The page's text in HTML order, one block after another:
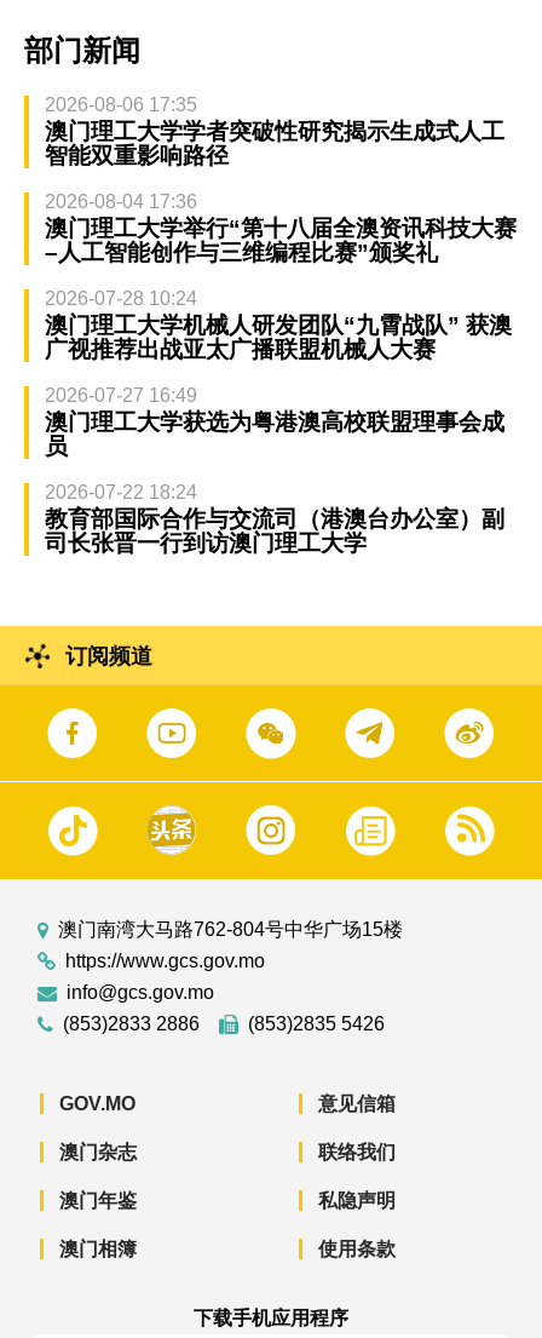
部门新闻
2026-08-06 17:35
澳门理工大学学者突破性研究揭示生成式人工
智能双重影响路径
2026-08-04 17:36
澳门理工大学举行“第十八届全澳资讯科技大赛
–人工智能创作与三维编程比赛”颁奖礼
2026-07-28 10:24
澳门理工大学机械人研发团队“九霄战队” 获澳
广视推荐出战亚太广播联盟机械人大赛
2026-07-27 16:49
澳门理工大学获选为粤港澳高校联盟理事会成
员
2026-07-22 18:24
教育部国际合作与交流司（港澳台办公室）副
司长张晋一行到访澳门理工大学
订阅频道
澳门南湾大马路762-804号中华广场15楼
https://www.gcs.gov.mo
info@gcs.gov.mo
(853)2833 2886
(853)2835 5426
GOV.MO
澳门杂志
澳门年鉴
澳门相簿
意见信箱
联络我们
私隐声明
使用条款
下载手机应用程序